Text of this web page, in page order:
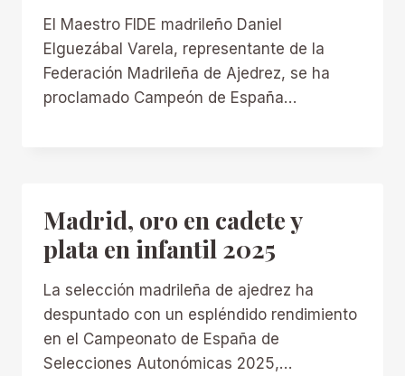
El Maestro FIDE madrileño Daniel
Elguezábal Varela, representante de la
Federación Madrileña de Ajedrez, se ha
proclamado Campeón de España…
Madrid, oro en cadete y
plata en infantil 2025
La selección madrileña de ajedrez ha
despuntado con un espléndido rendimiento
en el Campeonato de España de
Selecciones Autonómicas 2025,…